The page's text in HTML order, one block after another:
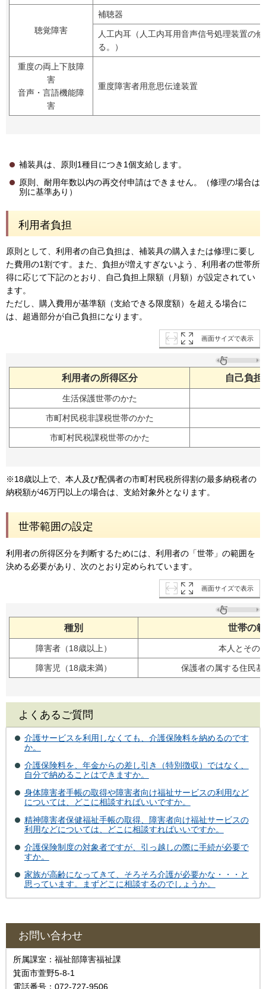
聴覚障害
補聴器
人工内耳（人工内耳用音声信号処理装置の
る。）
重度の両上下肢障
害
音声・言語機能障
害
重度障害者用意思伝達装置
補装具は、原則1種目につき1個支給します。
原則、耐用年数以内の再交付申請はできません。（修理の場合は
別に基準あり）
利用者負担
原則として、利用者の自己負担は、補装具の購入または修理に要し
た費用の1割です。また、負担が増えすぎないよう、利用者の世帯所
得に応じて下記のとおり、自己負担上限額（月額）が設定されてい
ます。
ただし、購入費用が基準額（支給できる限度額）を超える場合に
は、超過部分が自己負担になります。
画面サイズで表示
利用者の所得区分 自己負
生活保護世帯のかた
市町村民税非課税世帯のかた
市町村民税課税世帯のかた
※18歳以上で、本人及び配偶者の市町村民税所得割の最多納税者の
納税額が46万円以上の場合は、支給対象外となります。
世帯範囲の設定
利用者の所得区分を判断するためには、利用者の「世帯」の範囲を
決める必要があり、次のとおり定められています。
画面サイズで表示
種別 世帯の
障害者（18歳以上） 本人とその
障害児（18歳未満） 保護者の属する住民
よくあるご質問
介護サービスを利用しなくても、介護保険料を納めるのです
か。
介護保険料を、年金からの差し引き（特別徴収）ではなく、
自分で納めることはできますか。
身体障害者手帳の取得や障害者向け福祉サービスの利用など
については、どこに相談すればいいですか。
精神障害者保健福祉手帳の取得、障害者向け福祉サービスの
利用などについては、どこに相談すればいいですか。
介護保険制度の対象者ですが、引っ越しの際に手続が必要で
すか。
家族が高齢になってきて、そろそろ介護が必要かな・・・と
思っています。まずどこに相談するのでしょうか。
お問い合わせ
所属課室：福祉部障害福祉課
箕面市萱野5-8-1
電話番号：072-727-9506